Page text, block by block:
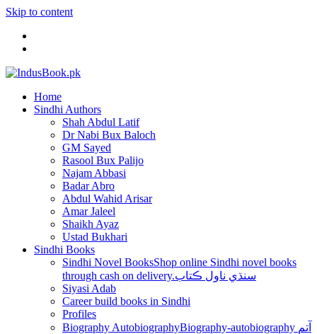
Skip to content
Home
Sindhi Authors
Shah Abdul Latif
Dr Nabi Bux Baloch
GM Sayed
Rasool Bux Palijo
Najam Abbasi
Badar Abro
Abdul Wahid Arisar
Amar Jaleel
Shaikh Ayaz
Ustad Bukhari
Sindhi Books
Sindhi Novel BooksShop online Sindhi novel books
through cash on delivery.سنڌي ناول ڪتاب
Siyasi Adab
Career build books in Sindhi
Profiles
Biography AutobiographyBiography-autobiography آتم